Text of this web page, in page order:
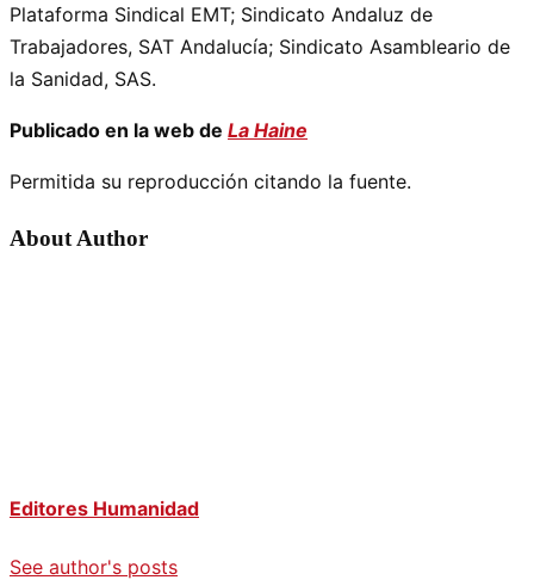
Plataforma Sindical EMT; Sindicato Andaluz de
Trabajadores, SAT Andalucía; Sindicato Asambleario de
la Sanidad, SAS.
Publicado en la web de La Haine
Permitida su reproducción citando la fuente.
About Author
Editores Humanidad
See author's posts